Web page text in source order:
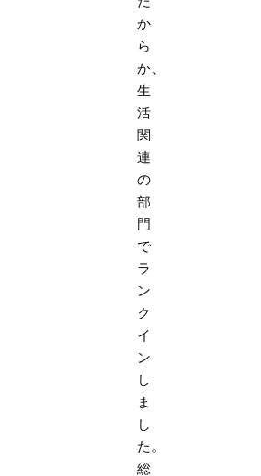
か
ら
か、
生
活
関
連
の
部
門
で
ラ
ン
ク
イ
ン
し
ま
し
た。
総